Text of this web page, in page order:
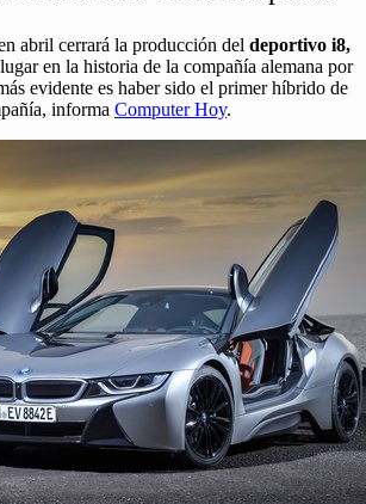
abril cerrará la producción del deportivo i8,
en la historia de la compañía alemana por
evidente es haber sido el primer híbrido de
informa Computer Hoy.